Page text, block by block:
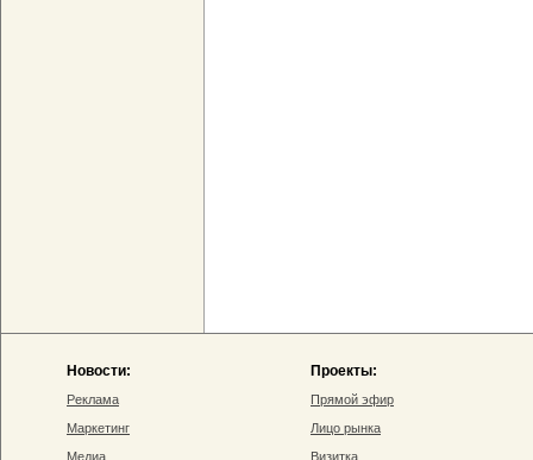
Новости:
Реклама
Маркетинг
Медиа
Проекты:
Прямой эфир
Лицо рынка
Визитка